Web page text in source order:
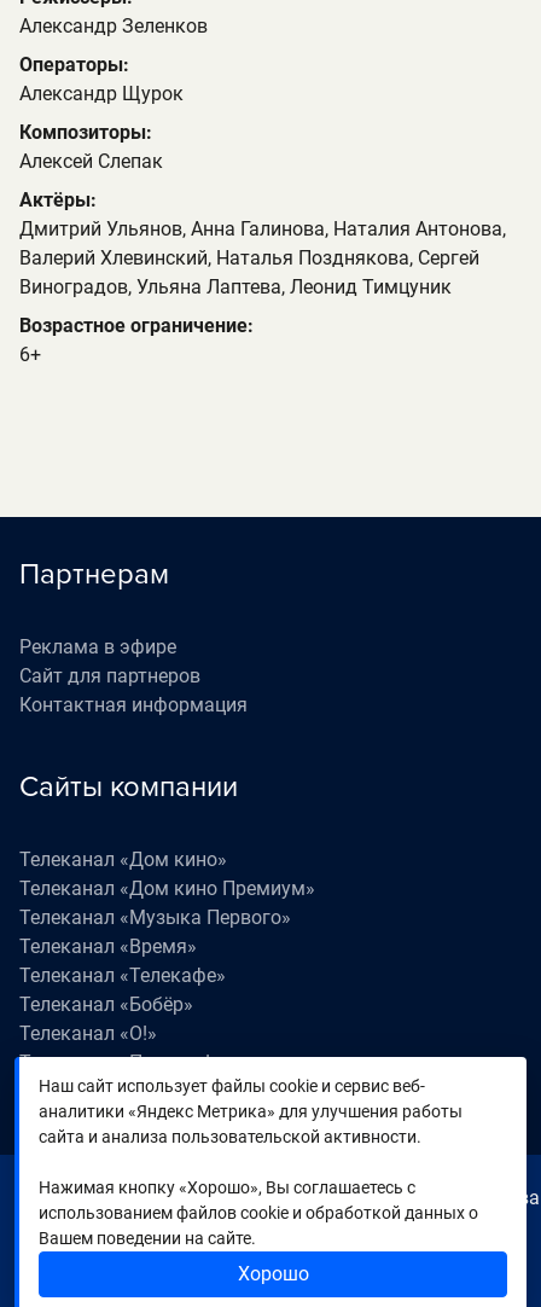
Александр Зеленков
Операторы:
Александр Щурок
Композиторы:
Алексей Слепак
Актёры:
Дмитрий Ульянов, Анна Галинова, Наталия Антонова,
Валерий Хлевинский, Наталья Позднякова, Сергей
Виноградов, Ульяна Лаптева, Леонид Тимцуник
Возрастное ограничение:
6+
Партнерам
Реклама в эфире
Сайт для партнеров
Контактная информация
Сайты компании
Телеканал «Дом кино»
Телеканал «Дом кино Премиум»
Телеканал «Музыка Первого»
Телеканал «Время»
Телеканал «Телекафе»
Телеканал «Бобёр»
Телеканал «О!»
Телеканал «Поехали!»
Телеканал «Победа»
Телеканал «Лапки LIVE»
© 2000—2026. Редакция телеканала «Время». Все права
на любые материалы, опубликованные на сайте,
защищены. Любое использование материалов
возможно только с согласия Редакции телеканала.
Наш сайт использует файлы cookie и сервис веб-
аналитики «Яндекс Метрика» для улучшения работы
сайта и анализа пользовательской активности.
Нажимая кнопку «Хорошо», Вы соглашаетесь с
использованием файлов cookie и обработкой данных о
Вашем поведении на сайте.
Хорошо